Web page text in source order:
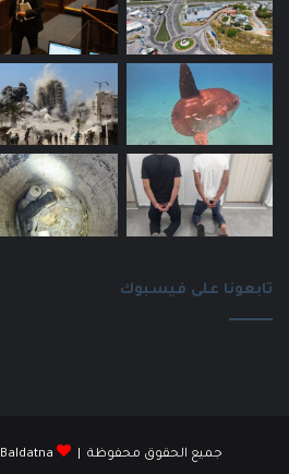
تابعونا على فيسبوك
جميع الحقوق محفوظة | Baldatna